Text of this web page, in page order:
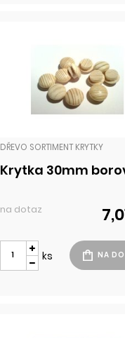
DŘEVO SORTIMENT KRYTKY
Krytka 30mm
na dotaz
ks